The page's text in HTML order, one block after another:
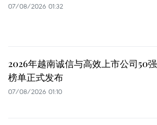
07/08/2026 01:32
2026年越南诚信与高效上市公司50强
榜单正式发布
07/08/2026 01:10